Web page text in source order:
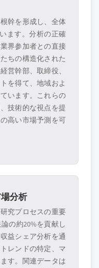
幹を形成し、全体
ます。分析の正確
界参加者との直接
ちの構造化された
営幹部、取締役、
を得て、地域およ
います。これらの
技術的な視点を提
高い市場予測を可
分析
究プロセスの重要
の約20%を貢献し
益シェア分析を通
レンドの特定、マ
す。関連データは